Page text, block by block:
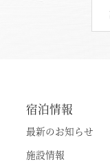
宿泊情報
山中湖マウント
斑尾
宿泊情報
最新のお知らせ
施設情報